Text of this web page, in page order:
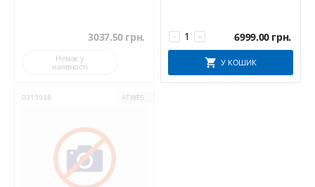
KARCHER:
Надійність від світового бренду
Сучасний дизайн і зручність експлуатації
Простота встановлення та обслуговування
Системи очищення повітря та води KARCHER — це вибір для тих,
хто дбає про здоров’я, комфорт і якість життя. Вони працюють
щодня, непомітно, але надзвичайно ефективно.
3037.50 грн.
Немає у
наявності
+
− 6999.00 грн.
У КОШИК
0319938 ATWFS